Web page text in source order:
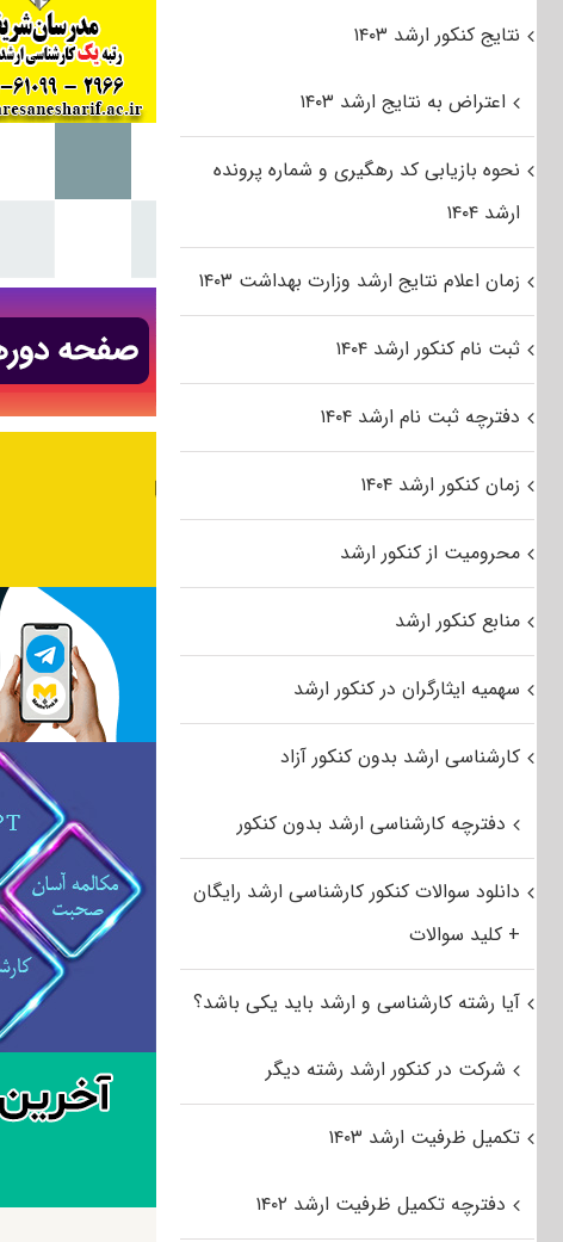
نتایج کنکور ارشد ۱۴۰۳
اعتراض به نتایج ارشد ۱۴۰۳
نحوه بازیابی کد رهگیری و شماره پرونده
ارشد ۱۴۰۴
زمان اعلام نتایج ارشد وزارت بهداشت ۱۴۰۳
ثبت نام کنکور ارشد ۱۴۰۴
دفترچه ثبت نام ارشد ۱۴۰۴
زمان کنکور ارشد ۱۴۰۴
محرومیت از کنکور ارشد
منابع کنکور ارشد
سهمیه ایثارگران در کنکور ارشد
کارشناسی ارشد بدون کنکور آزاد
دفترچه کارشناسی ارشد بدون کنکور
دانلود سوالات کنکور کارشناسی ارشد رایگان
+ کلید سوالات
آیا رشته کارشناسی و ارشد باید یکی باشد؟
شرکت در کنکور ارشد رشته دیگر
تکمیل ظرفیت ارشد ۱۴۰۳
دفترچه تکمیل ظرفیت ارشد ۱۴۰۲